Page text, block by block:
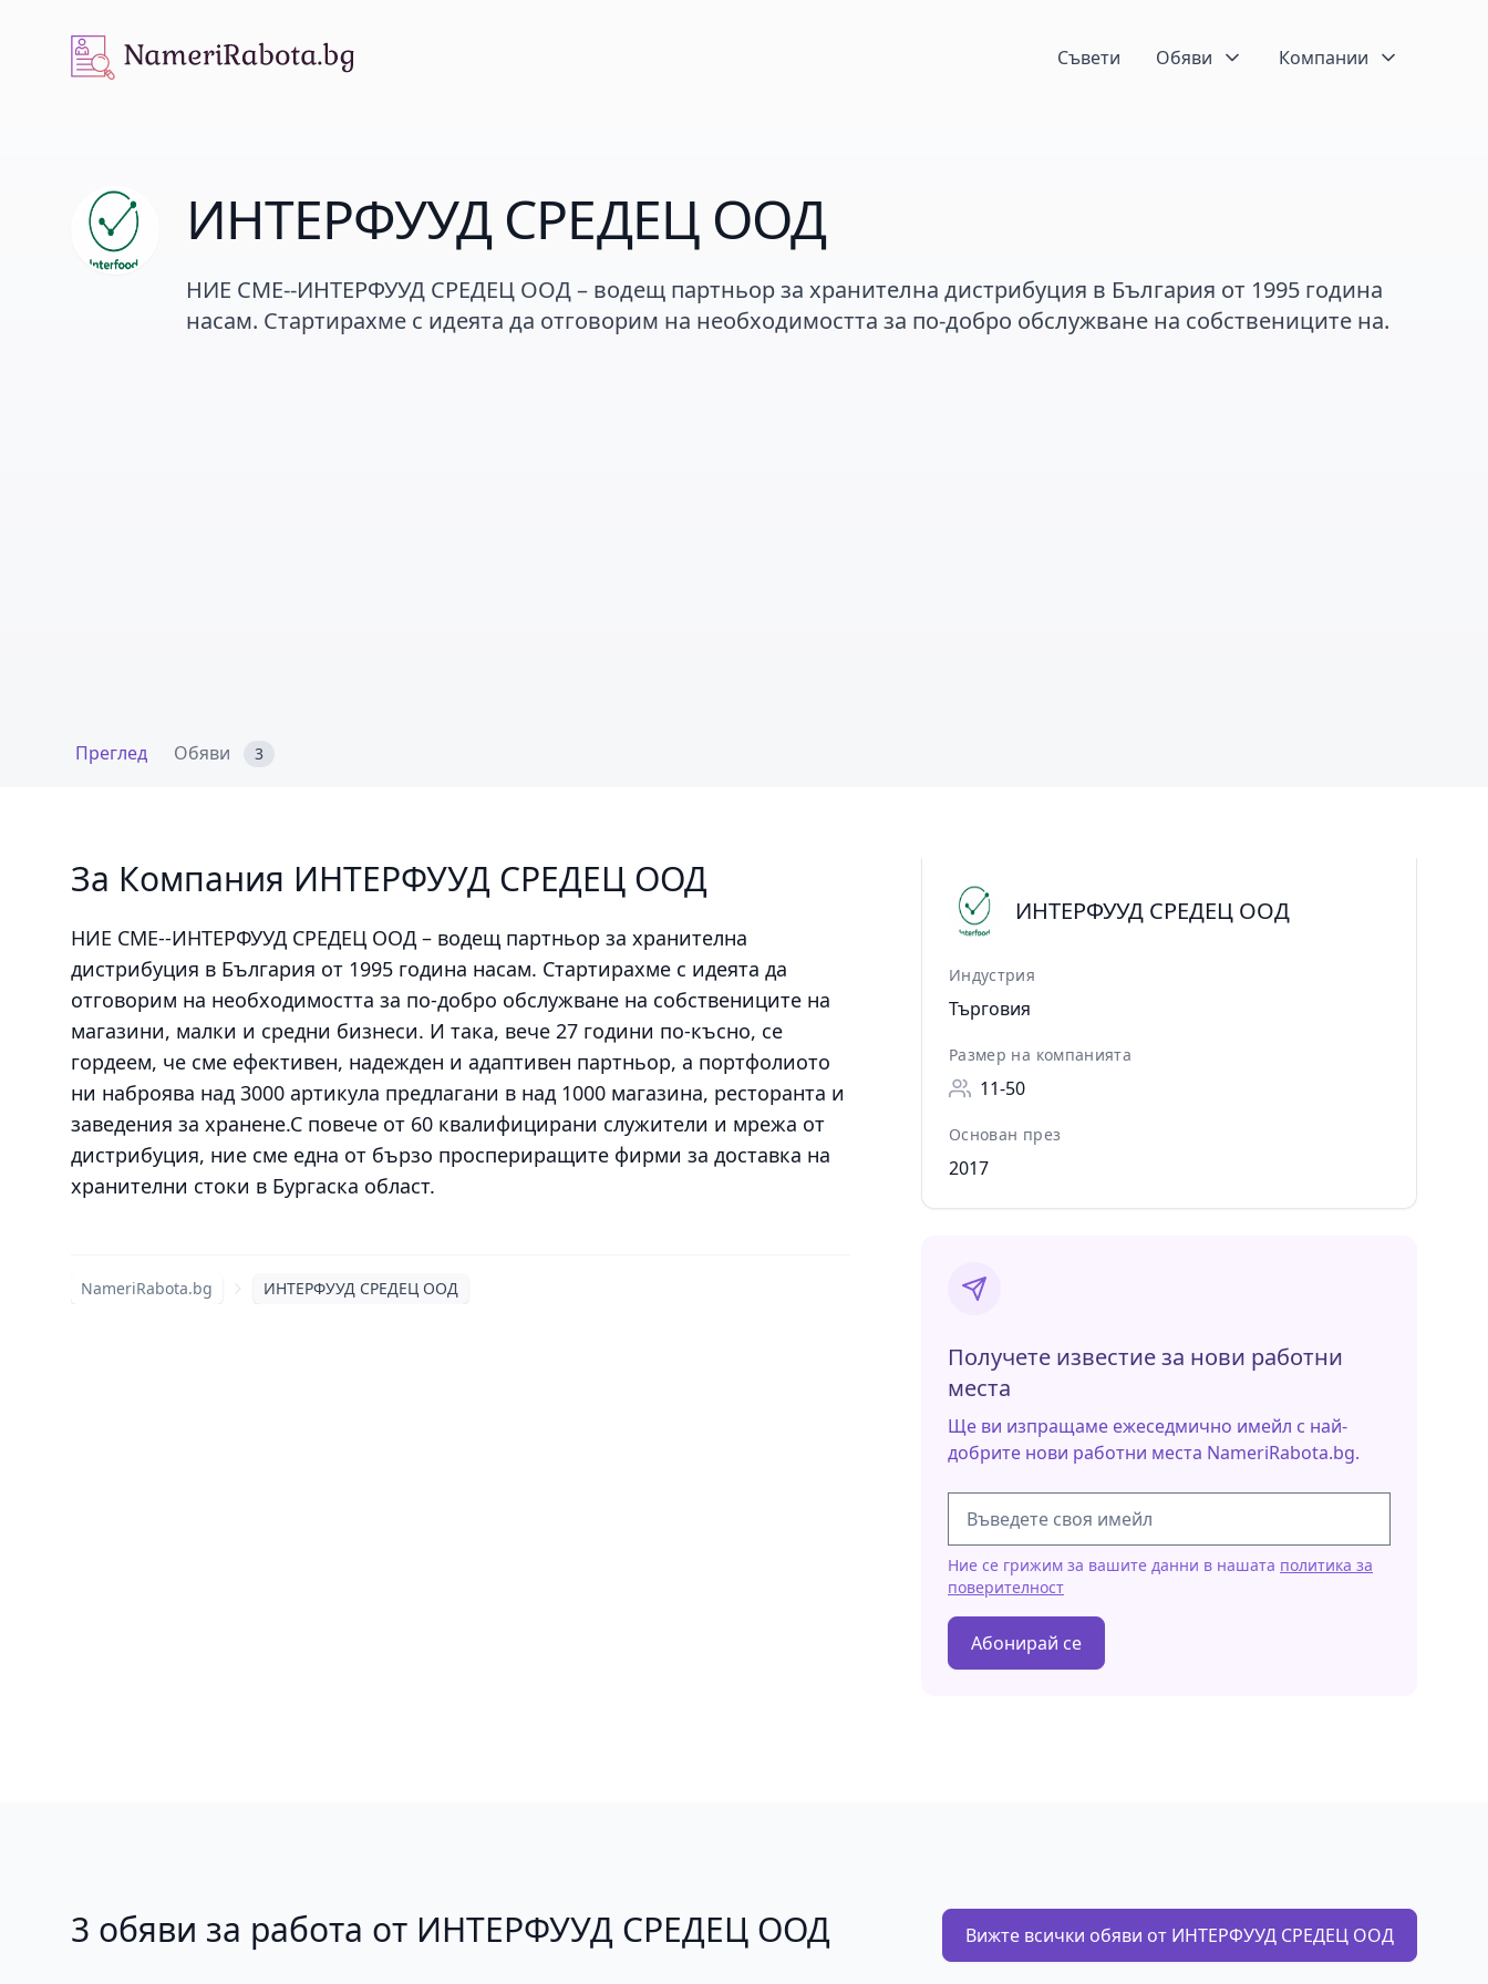
NameriRabota.bg Съвети Обяви Компании
ИНТЕРФУУД СРЕДЕЦ ООД
НИЕ СМЕ--ИНТЕРФУУД СРЕДЕЦ ООД – водещ партньор за хранителна дистрибуция в България от 1995 година
насам. Стартирахме с идеята да отговорим на необходимостта за по-добро обслужване на собствениците на.
Преглед Обяви 3
За Компания ИНТЕРФУУД СРЕДЕЦ ООД
НИЕ СМЕ--ИНТЕРФУУД СРЕДЕЦ ООД – водещ партньор за хранителна
дистрибуция в България от 1995 година насам. Стартирахме с идеята да
отговорим на необходимостта за по-добро обслужване на собствениците на
магазини, малки и средни бизнеси. И така, вече 27 години по-късно, се
гордеем, че сме ефективен, надежден и адаптивен партньор, а портфолиото
ни наброява над 3000 артикула предлагани в над 1000 магазина, ресторанта и
заведения за хранене.С повече от 60 квалифицирани служители и мрежа от
дистрибуция, ние сме една от бързо проспериращите фирми за доставка на
хранителни стоки в Бургаска област.
NameriRabota.bg ИНТЕРФУУД СРЕДЕЦ ООД
ИНТЕРФУУД СРЕДЕЦ ООД
Индустрия
Търговия
Размер на компанията
11-50
Основан през
2017
Получете известие за нови работни
места
Ще ви изпращаме ежеседмично имейл с най-
добрите нови работни места NameriRabota.bg.
Ние се грижим за вашите данни в нашата политика за
поверителност
Абонирай се
3 обяви за работа от ИНТЕРФУУД СРЕДЕЦ ООД Вижте всички обяви от ИНТЕРФУУД СРЕДЕЦ ООД